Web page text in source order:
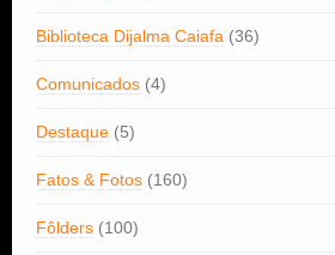
Biblioteca Dijalma Caiafa (36)
Comunicados (4)
Destaque (5)
Fatos & Fotos (160)
Fôlders (100)